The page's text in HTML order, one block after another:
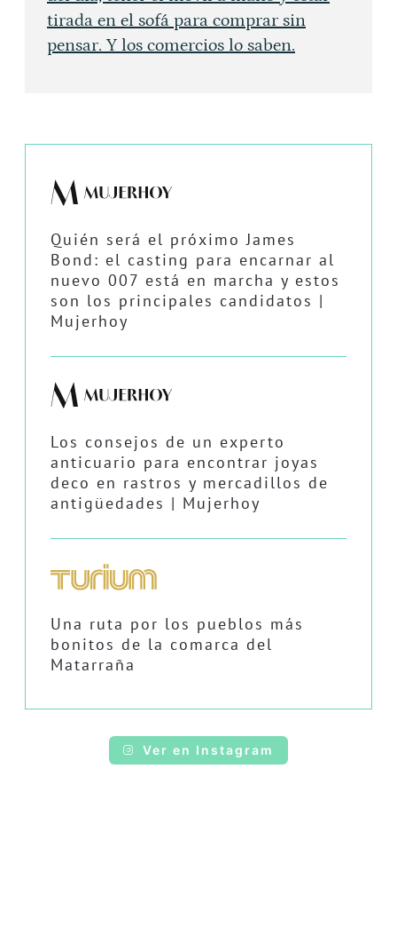
tirada en el sofá para comprar sin
pensar. Y los comercios lo saben.
Quién será el próximo James
Bond: el casting para encarnar al
nuevo 007 está en marcha y estos
son los principales candidatos |
Mujerhoy
Los consejos de un experto
anticuario para encontrar joyas
deco en rastros y mercadillos de
antigüedades | Mujerhoy
Una ruta por los pueblos más
bonitos de la comarca del
Matarraña
Ver en Instagram